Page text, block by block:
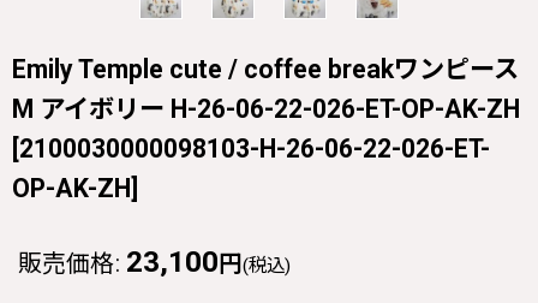
Emily Temple cute / coffee breakワンピース
M アイボリー H-26-06-22-026-ET-OP-AK-ZH
[2100030000098103-H-26-06-22-026-ET-
OP-AK-ZH]
販売価格: 23,100 円 (税込)